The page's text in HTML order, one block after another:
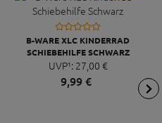
B-WARE XLC KINDERRAD
SCHIEBEHILFE SCHWARZ
UVP¹: 27,00 €
9,99€